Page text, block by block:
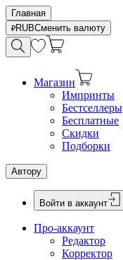
Главная
RUBСменить валюту
Магазин
Импринты
Бестселлеры
Бесплатные
Скидки
Подборки
Автору
Войти в аккаунт
Про-аккаунт
Редактор
Корректор